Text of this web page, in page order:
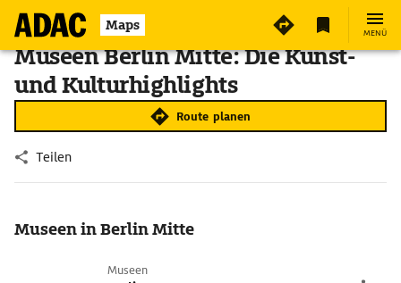
Maps MENÜ
Museen Berlin Mitte: Die Kunst-
und Kulturhighlights
Route planen
Teilen
Museen in Berlin Mitte
Museen